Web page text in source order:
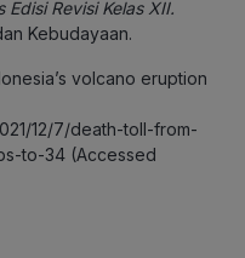
Edisi Revisi Kelas XII.
Kebudayaan.
volcano eruption
12/7/death-toll-from-
to-34 (Accessed